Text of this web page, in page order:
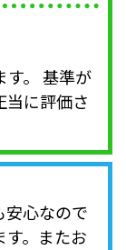
す。 基準が
当に評価さ
安心なので
す。またお